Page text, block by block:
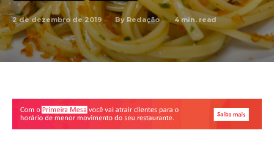
2 de dezembro de 2019 By Redação 4min. read